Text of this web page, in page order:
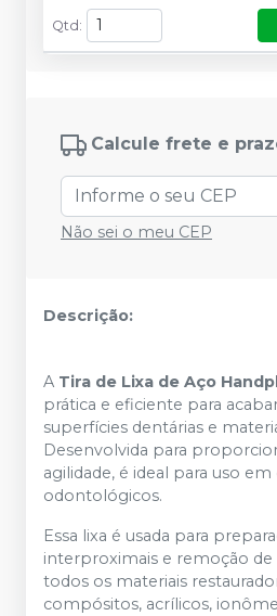
Qtd:
Calcule frete e
Não sei o meu CEP
Descrição:
A Tira de Lixa de Aço
prática e eficiente para
superfícies dentárias e
Desenvolvida para
agilidade, é ideal para uso
odontológicos.
Essa lixa é usada para
interproximais e remoção de
todos os materiais
compósitos, acrílicos,